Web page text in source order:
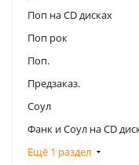
Поп на CD дисках
Поп рок
Поп.
Предзаказ.
Соул
Фанк и Соул на CD
Ещё 1 раздел